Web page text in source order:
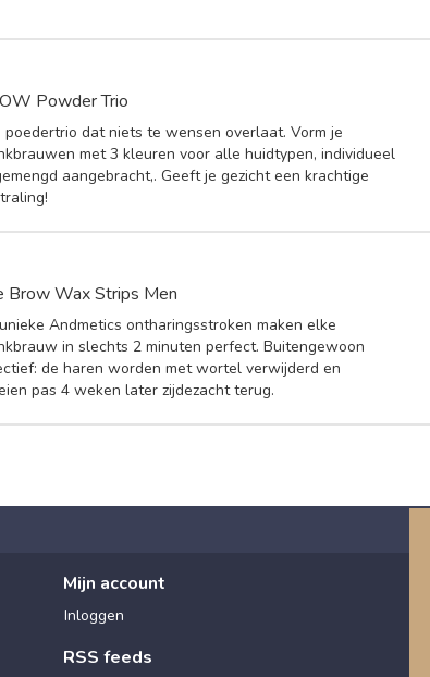
Powder Trio
poedertrio dat niets te wensen overlaat. Vorm je
met 3 kleuren voor alle huidtypen, individueel
aangebracht,. Geeft je gezicht een krachtige
Brow Wax Strips Men
Andmetics ontharingsstroken maken elke
in slechts 2 minuten perfect. Buitengewoon
de haren worden met wortel verwijderd en
pas 4 weken later zijdezacht terug.
Mijn account
Inloggen
RSS feeds